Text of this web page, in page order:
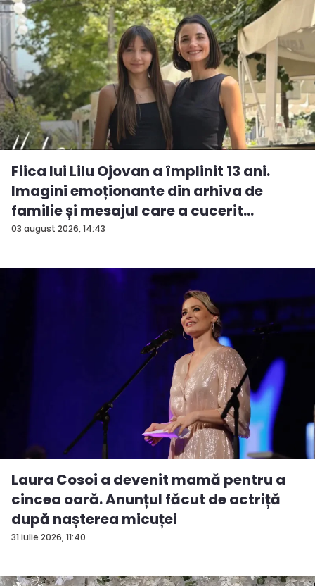
03 august 2026, 14:43
Fiica lui Lilu Ojovan a împlinit 13 ani.
Imagini emoționante din arhiva de
familie și mesajul care a cucerit
Interne...
31 iulie 2026, 11:40
Laura Cosoi a devenit mamă pentru a
cincea oară. Anunțul făcut de actriță
după nașterea micuței